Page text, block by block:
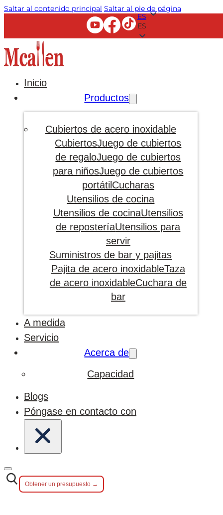
Saltar al contenido principal Saltar al pie de página
ES
ES
Inicio
Productos
Cubiertos de acero inoxidable
CubiertosJuego de cubiertos
de regaloJuego de cubiertos
para niñosJuego de cubiertos
portátil Cucharas
Utensilios de cocina
Utensilios de cocinaUtensilios
de reposteríaUtensilios para
servir
Suministros de bar y pajitas
Pajita de acero inoxidableTaza
de acero inoxidableCuchara de
bar
A medida
Servicio
Acerca de
Capacidad
Blogs
Póngase en contacto con
Obtener un presupuesto →